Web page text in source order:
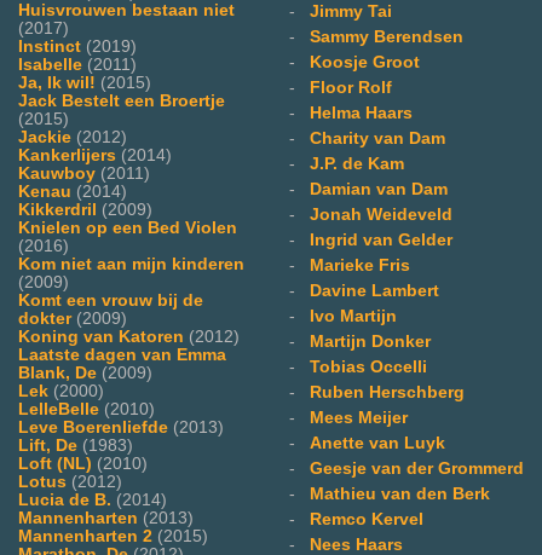
Huisvrouwen bestaan niet
(2017)
Instinct (2019)
Isabelle (2011)
Ja, Ik wil! (2015)
Jack Bestelt een Broertje
(2015)
Jackie (2012)
Kankerlijers (2014)
Kauwboy (2011)
Kenau (2014)
Kikkerdril
(2009)
Knielen op een Bed Violen
(2016)
Kom niet aan mijn kinderen
(2009)
Komt een vrouw bij de
dokter(2009)
Koning van Katoren (2012)
Laatste dagen van Emma
Blank, De (2009)
Lek (2000)
LelleBelle (2010)
Leve Boerenliefde (2013)
Lift, De (1983)
Loft (NL) (2010)
Lotus (2012)
Lucia de B. (2014)
Mannenharten (2013)
Mannenharten 2 (2015)
- Jimmy Tai
- Sammy Berendsen
-
Koosje Groot
-
Floor Rolf
-
Helma Haars
- Charity van Dam
- J.P. de Kam
-
Damian van Dam
- Jonah Weideveld
-
Ingrid van Gelder
-
Marieke Fris
-
Davine Lambert
-
Ivo Martijn
-
Martijn Donker
- Tobias Occelli
-
Ruben Herschberg
-
Mees Meijer
- Anette van Luyk
- Geesje van der Grommerd
-
Mathieu van den Berk
-
Remco Kervel
-
Nees Haars